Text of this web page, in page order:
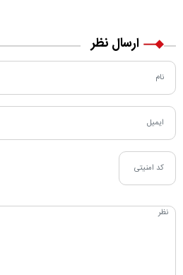
ارسال نظر